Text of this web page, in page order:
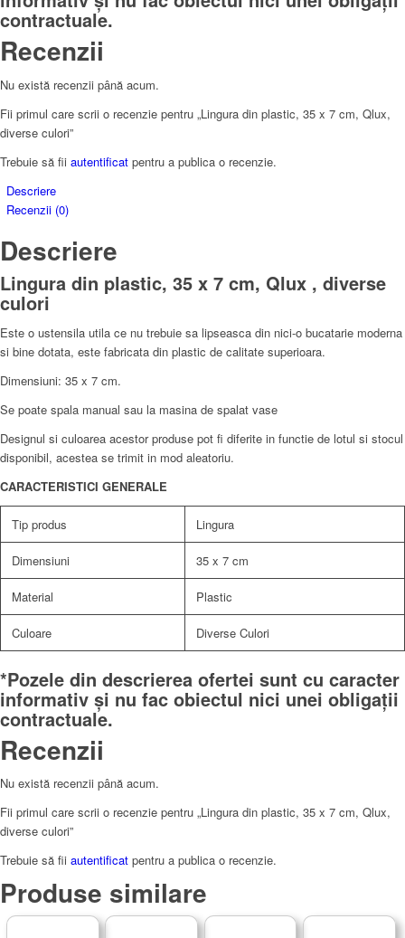
contractuale.
Recenzii
Nu există recenzii până acum.
Fii primul care scrii o recenzie pentru „Lingura din plastic, 35 x 7 cm, Qlux,
diverse culori”
Trebuie să fii autentificat pentru a publica o recenzie.
Descriere
Recenzii (0)
Descriere
Lingura din plastic, 35 x 7 cm, Qlux , diverse
culori
Este o ustensila utila ce nu trebuie sa lipseasca din nici-o bucatarie moderna
si bine dotata, este fabricata din plastic de calitate superioara.
Dimensiuni: 35 x 7 cm.
Se poate spala manual sau la masina de spalat vase
Designul si culoarea acestor produse pot fi diferite in functie de lotul si stocul
disponibil, acestea se trimit in mod aleatoriu.
CARACTERISTICI GENERALE
Tip produs Lingura
Dimensiuni 35 x 7 cm
Material Plastic
Culoare Diverse Culori
*Pozele din descrierea ofertei sunt cu caracter
informativ și nu fac obiectul nici unei obligații
contractuale.
Recenzii
Nu există recenzii până acum.
Fii primul care scrii o recenzie pentru „Lingura din plastic, 35 x 7 cm, Qlux,
diverse culori”
Trebuie să fii autentificat pentru a publica o recenzie.
Produse similare